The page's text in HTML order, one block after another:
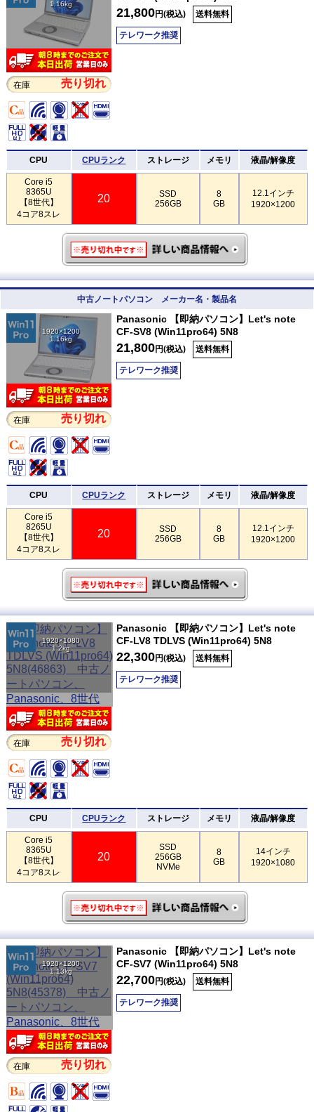
1.16kg
在庫 売り切れ
21,800円(税込) 送料無料
テレワーク推奨
CPU CPUランク ストレージ メモリ 液晶/解像度
Core i5
8365U
【8世代】
4コア8スレ
20
SSD
256GB
8
GB
12.1インチ
1920×1200
中古ノートパソコン メーカー名・製品名
1920×1200
1.16kg
在庫 売り切れ
Panasonic 【即納パソコン】Let's note
CF-SV8 (Win11pro64) 5N8
21,800円(税込) 送料無料
テレワーク推奨
CPU CPUランク ストレージ メモリ 液晶/解像度
Core i5
8265U
【8世代】
4コア8スレ
20
SSD
256GB
8
GB
12.1インチ
1920×1200
1920×1080
1.2kg
在庫 売り切れ
Panasonic 【即納パソコン】Let's note
CF-LV8 TDLVS (Win11pro64) 5N8
22,300円(税込) 送料無料
テレワーク推奨
CPU CPUランク ストレージ メモリ 液晶/解像度
Core i5
8365U
【8世代】
4コア8スレ
20
SSD
256GB
NVMe
8
GB
14インチ
1920×1080
1920×1200
1.13kg
在庫 売り切れ
Panasonic 【即納パソコン】Let's note
CF-SV7 (Win11pro64) 5N8
22,700円(税込) 送料無料
テレワーク推奨